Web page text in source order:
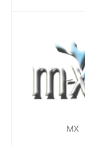
MX